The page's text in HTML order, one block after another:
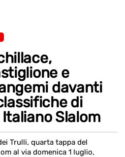
e
davanti
di
Slalom
Trulli, quarta tappa del
al via domenica 1 luglio,